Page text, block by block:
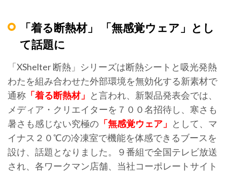
「着る断熱材」 「無感覚ウェア」とし
て話題に
「XShelter 断熱」シリーズは断熱シートと吸光発熱
わたを組み合わせた外部環境を無効化する新素材で
通称 「着る断熱材」 と言われ、新製品発表会では、
メディア・クリエイターを７００名招待し、寒さも
暑さも感じない究極の 「無感覚ウェア」 として、マ
イナス２０℃の冷凍室で機能を体感できるブースを
設け、話題となりました。９番組で全国テレビ放送
され、各ワークマン店舗、当社コーポレートサイト